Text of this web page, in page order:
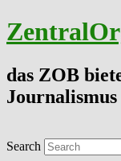
das ZOB
Journalismus
Search